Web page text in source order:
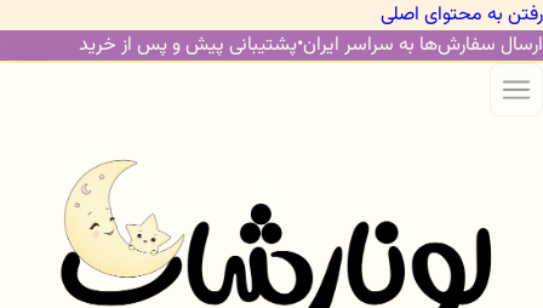
رفتن به محتوای اصلی
ارسال سفارش‌ها به سراسر ایران•پشتیبانی پیش و پس از خرید